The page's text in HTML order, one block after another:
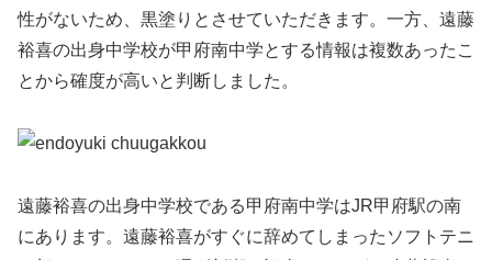
性がないため、黒塗りとさせていただきます。一方、遠藤
裕喜の出身中学校が甲府南中学とする情報は複数あったこ
とから確度が高いと判断しました。
遠藤裕喜の出身中学校である甲府南中学はJR甲府駅の南
にあります。遠藤裕喜がすぐに辞めてしまったソフトテニ